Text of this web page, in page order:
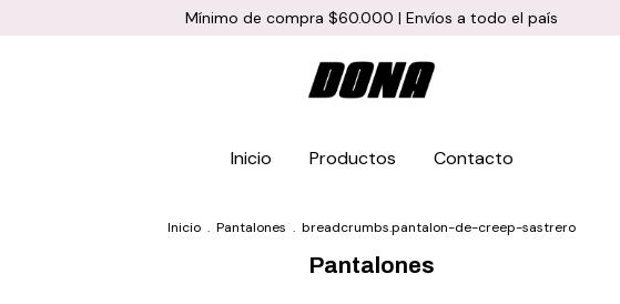
Mínimo de compra $60.000 | Envíos a todo el país
Inicio Productos Contacto
Inicio . Pantalones . breadcrumbs.pantalon-de-creep-sastrero
Pantalones